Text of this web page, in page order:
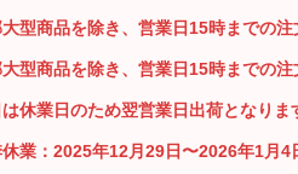
型商品を除き、営業日15時までの注
型商品を除き、営業日15時までの注
休業日のため翌営業日出荷となりま
業：2025年12月29日〜2026年1月